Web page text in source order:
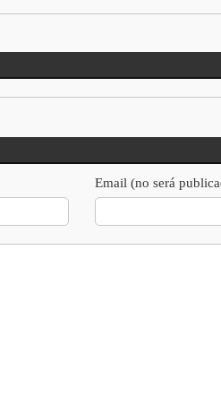
Email (no será